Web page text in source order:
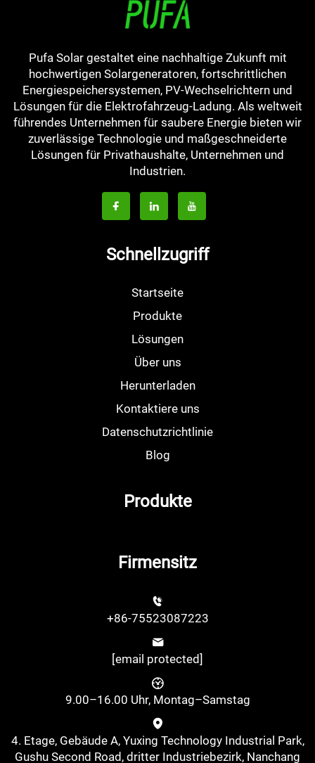
Pufa Solar gestaltet eine nachhaltige Zukunft mit
hochwertigen Solargeneratoren, fortschrittlichen
Energiespeichersystemen, PV-Wechselrichtern und
Lösungen für die Elektrofahrzeug-Ladung. Als weltweit
führendes Unternehmen für saubere Energie bieten wir
zuverlässige Technologie und maßgeschneiderte
Lösungen für Privathaushalte, Unternehmen und
Industrien.
Schnellzugriff
Startseite
Produkte
Lösungen
Über uns
Herunterladen
Kontaktiere uns
Datenschutzrichtlinie
Blog
Produkte
Firmensitz
+86-75523087223
[email protected]
9.00–16.00 Uhr, Montag–Samstag
4. Etage, Gebäude A, Yuxing Technology Industrial Park,
Gushu Second Road, dritter Industriebezirk, Nanchang